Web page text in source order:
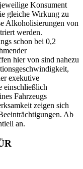
Konsument
gleiche Wirkung zu
Alkoholisierungen von
werden.
schon bei 0,2
hier von sind nahezu
exekutive
einschließlich
Fahrzeugs
zeigen sich
Ab
an.